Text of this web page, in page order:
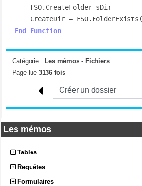
Les mémos
Tables
Requêtes
Formulaires
End Function
Catégorie : Les mémos - Fichiers
Page lue 3136 fois